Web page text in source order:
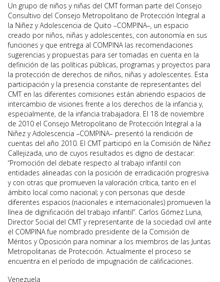
Un grupo de niños y niñas del CMT forman parte del Consejo
Consultivo del Consejo Metropolitano de Protección Integral a
la Niñez y Adolescencia de Quito –COMPINA–, un espacio
creado por niños, niñas y adolescentes, con autonomía en sus
funciones y que entrega al COMPINA las recomendaciones
sugerencias y propuestas para ser tomadas en cuenta en la
definición de las políticas públicas, programas y proyectos para
la protección de derechos de niños, niñas y adolescentes. Esta
participación y la presencia constante de representantes del
CMT en las diferentes comisiones están abriendo espacios de
intercambio de visiones frente a los derechos de la infancia y,
especialmente, de la infancia trabajadora. El 18 de noviembre
de 2010 el Consejo Metropolitano de Protección Integral a la
Niñez y Adolescencia –COMPINA– presentó la rendición de
cuentas del año 2010. El CMT participó en la Comisión de Niñez
Callejizada, uno de cuyos resultados es digno de destacar:
“Promoción del debate respecto al trabajo infantil con
entidades alineadas con la posición de erradicación progresiva
y con otras que promueven la valoración crítica, tanto en el
ámbito local como nacional; y con personas que desde
diferentes espacios (nacionales e internacionales) promueven la
línea de dignificación del trabajo infantil”. Carlos Gómez Luna,
Director Social del CMT y representante de la sociedad civil ante
el COMPINA fue nombrado presidente de la Comisión de
Méritos y Oposición para nominar a los miembros de las Juntas
Metropolitanas de Protección. Actualmente el proceso se
encuentra en el período de impugnación de calificaciones.
Venezuela